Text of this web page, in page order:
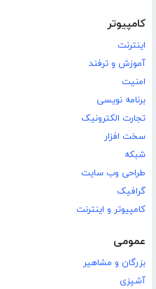
کامپیوتر
اینترنت
آموزش و ترفند
امنیت
برنامه نویسی
تجارت الکترونیک
سخت افزار
شبکه
طراحی وب سایت
گرافیک
کامپیوتر و اینترنت
عمومی
بزرگان و مشاهیر
آشپزی